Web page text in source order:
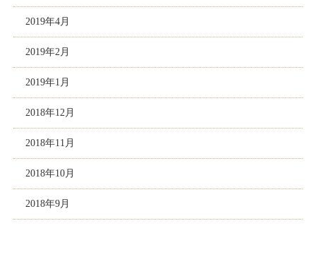
2019年4月
2019年2月
2019年1月
2018年12月
2018年11月
2018年10月
2018年9月